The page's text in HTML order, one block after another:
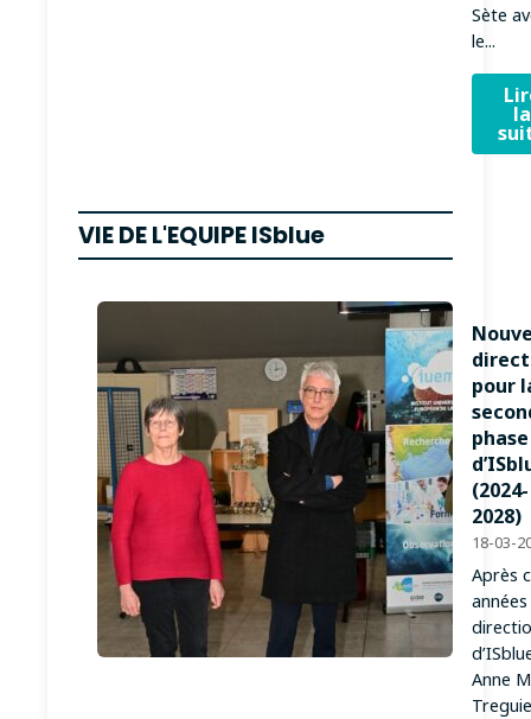
Sète
le...
la
VIE DE L'EQUIPE ISblue
pour
phase
(2024-
2028)
18-03-
Après
Anne